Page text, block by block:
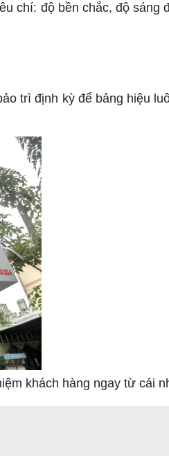
chí: độ bền chắc, độ sáng
trì định kỳ để bảng hiệu
khách hàng ngay từ cái